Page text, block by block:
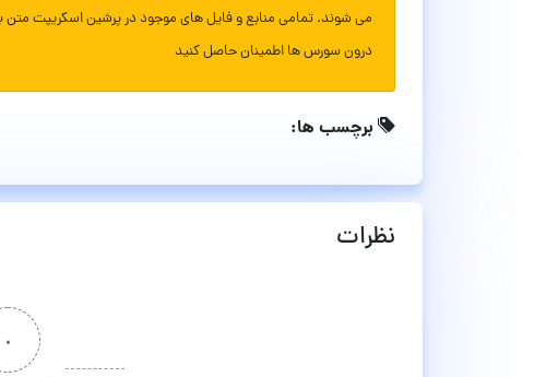
می شوند. تمامی منابع و فایل های موجود در پرشین اسکریپت
درون سورس ها اطمینان حاصل کنید
برچسب ها:
نظرات
۰